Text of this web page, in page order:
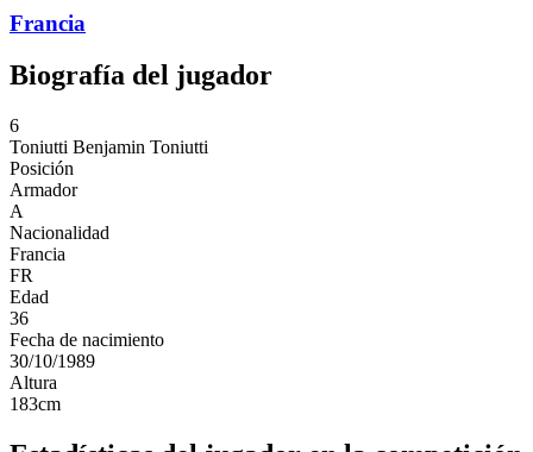
Francia
Biografía del jugador
6
Toniutti Benjamin Toniutti
Posición
Armador
A
Nacionalidad
Francia
FR
Edad
36
Fecha de nacimiento
30/10/1989
Altura
183cm